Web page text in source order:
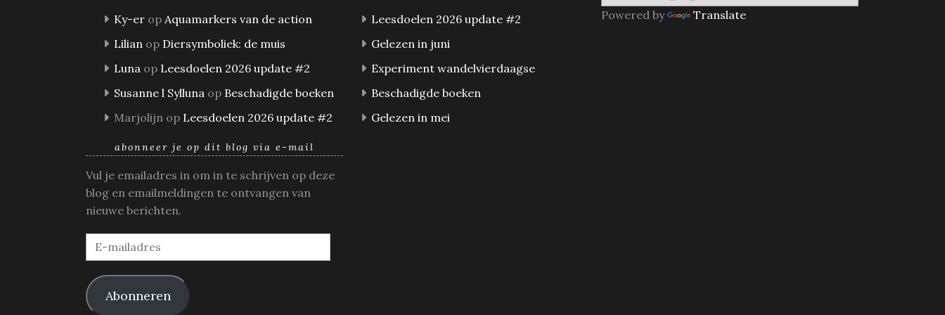
Ky-er op Aquamarkers van de action
Lilian op Diersymboliek: de muis
Luna op Leesdoelen 2026 update #2
Susanne l Sylluna op Beschadigde boeken
Marjolijn op Leesdoelen 2026 update #2
Leesdoelen 2026 update #2
Gelezen in juni
Experiment wandelvierdaagse
Beschadigde boeken
Gelezen in mei
Powered by Translate
abonneer je op dit blog via e-mail
Vul je emailadres in om in te schrijven op deze
blog en emailmeldingen te ontvangen van
nieuwe berichten.
E-
mailadres
Abonneren